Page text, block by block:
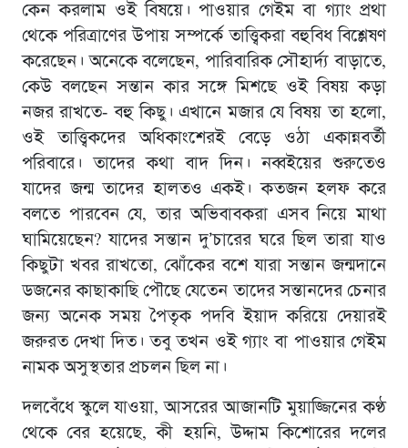
কেন করলাম ওই বিষয়ে। পাওয়ার গেইম বা গ্যাং প্রথা
থেকে পরিত্রাণের উপায় সম্পর্কে তাত্ত্বিকরা বহুবিধ বিশ্লেষণ
করেছেন। অনেকে বলেছেন, পারিবারিক সৌহার্দ্য বাড়াতে,
কেউ বলছেন সন্তান কার সঙ্গে মিশছে ওই বিষয় কড়া
নজর রাখতে- বহু কিছু। এখানে মজার যে বিষয় তা হলো,
ওই তাত্ত্বিকদের অধিকাংশেরই বেড়ে ওঠা একান্নবর্তী
পরিবারে। তাদের কথা বাদ দিন। নব্বইয়ের শুরুতেও
যাদের জন্ম তাদের হালতও একই। কতজন হলফ করে
বলতে পারবেন যে, তার অভিবাবকরা এসব নিয়ে মাথা
ঘামিয়েছেন? যাদের সন্তান দু’চারের ঘরে ছিল তারা যাও
কিছুটা খবর রাখতো, ঝোঁকের বশে যারা সন্তান জন্মদানে
ডজনের কাছাকাছি পৌছে যেতেন তাদের সন্তানদের চেনার
জন্য অনেক সময় পৈতৃক পদবি ইয়াদ করিয়ে দেয়ারই
জরুরত দেখা দিত। তবু তখন ওই গ্যাং বা পাওয়ার গেইম
নামক অসুস্থতার প্রচলন ছিল না।
দলবেঁধে স্কুলে যাওয়া, আসরের আজানটি মুয়াজ্জিনের কণ্ঠ
থেকে বের হয়েছে, কী হয়নি, উদ্দাম কিশোরের দলের